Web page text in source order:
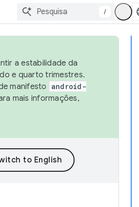
/
a estabilidade da
e quarto trimestres.
manifesto
android-
mais informações,